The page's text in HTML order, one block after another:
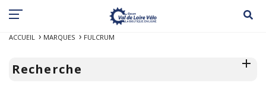
ACCUEIL MARQUES FULCRUM
Recherche